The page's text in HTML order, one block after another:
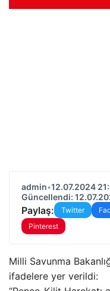
admin•12.07.2024
Güncellendi:
Paylaş: Twitter
Pinterest
Milli Savunma
ifadelere yer verildi: